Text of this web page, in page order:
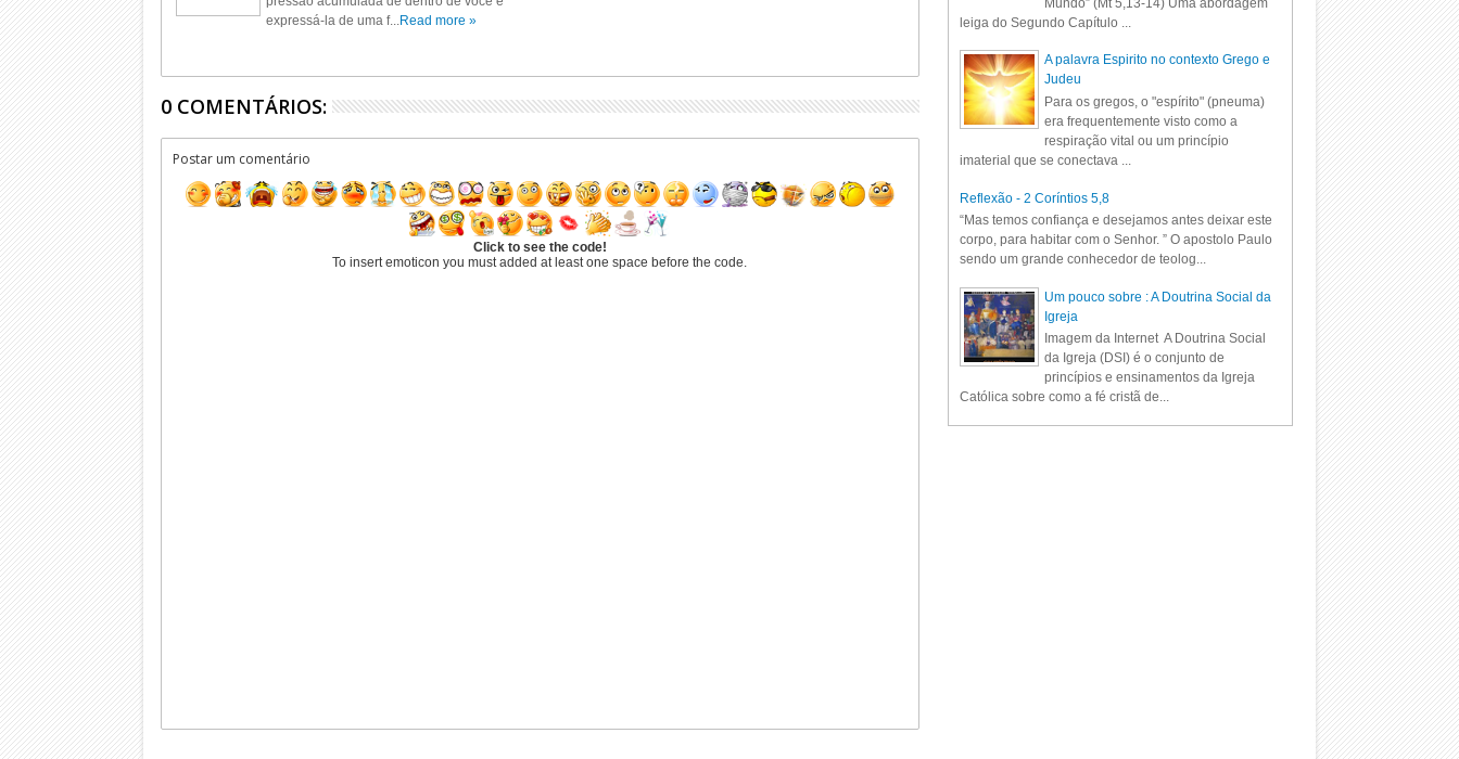
expressá-la de uma f...Read more »
0 COMENTÁRIOS:
Postar um comentário
Click to see the code!
To insert emoticon you must added at least one space before the code.
leiga do Segundo Capítulo ...
A palavra Espirito no contexto Grego e
Judeu
Para os gregos, o "espírito" (pneuma)
era frequentemente visto como a
respiração vital ou um princípio
imaterial que se conectava ...
Reflexão - 2 Coríntios 5,8
“Mas temos confiança e desejamos antes deixar este
corpo, para habitar com o Senhor. ” O apostolo Paulo
sendo um grande conhecedor de teolog...
Um pouco sobre : A Doutrina Social da
Igreja
Imagem da Internet A Doutrina Social
da Igreja (DSI) é o conjunto de
princípios e ensinamentos da Igreja
Católica sobre como a fé cristã de...